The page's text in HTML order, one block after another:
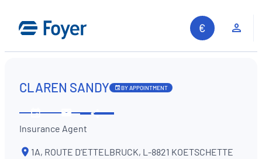
content
CLAREN SANDY BY APPOINTMENT
opening
hours
us
Share
Insurance Agent
1A, ROUTE D’ETTELBRUCK, L-8821 KOETSCHETTE